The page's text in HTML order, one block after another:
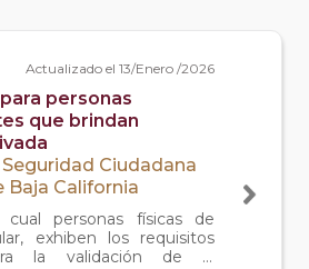
Actualizado el 13/Enero /2026
personas
que brindan
Ciudadana
Baja California
personas físicas de
exhiben los requisitos
la validación de la